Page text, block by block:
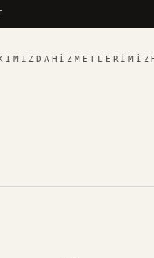
HIZMETLERIMIZ